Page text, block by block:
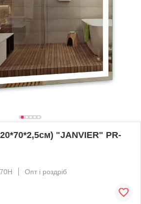
"JANVIER" PR-
Опт і роздріб